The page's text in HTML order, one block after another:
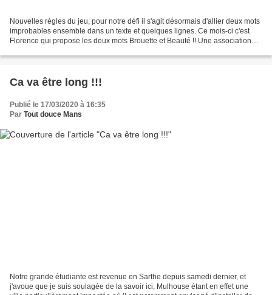
Nouvelles règles du jeu, pour notre défi il s'agit désormais d'allier deux mots
improbables ensemble dans un texte et quelques lignes. Ce mois-ci c'est
Florence qui propose les deux mots Brouette et Beauté !! Une association
Ca va être long !!!
Publié le 17/03/2020 à 16:35
Par Tout douce Mans
Notre grande étudiante est revenue en Sarthe depuis samedi dernier, et
j'avoue que je suis soulagée de la savoir ici, Mulhouse étant en effet une